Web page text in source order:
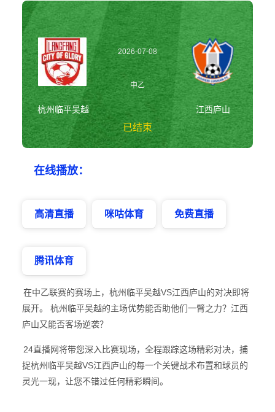
杭州临平吴越
2026-07-08
19:30:00
中乙
已结束
江西庐山
在线播放：
高清直播 咪咕体育 免费直播
腾讯体育
在中乙联赛的赛场上，杭州临平吴越VS江西庐山的对决即将
展开。 杭州临平吴越的主场优势能否助他们一臂之力？江西
庐山又能否客场逆袭？
24直播网将带您深入比赛现场，全程跟踪这场精彩对决，捕
捉杭州临平吴越VS江西庐山的每一个关键战术布置和球员的
灵光一现，让您不错过任何精彩瞬间。